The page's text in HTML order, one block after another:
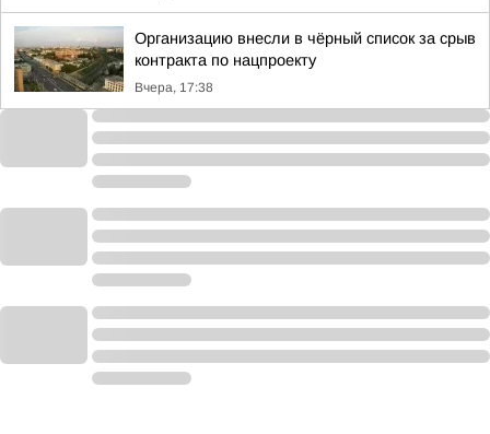
Организацию внесли в чёрный список за срыв
контракта по нацпроекту
Вчера, 17:38